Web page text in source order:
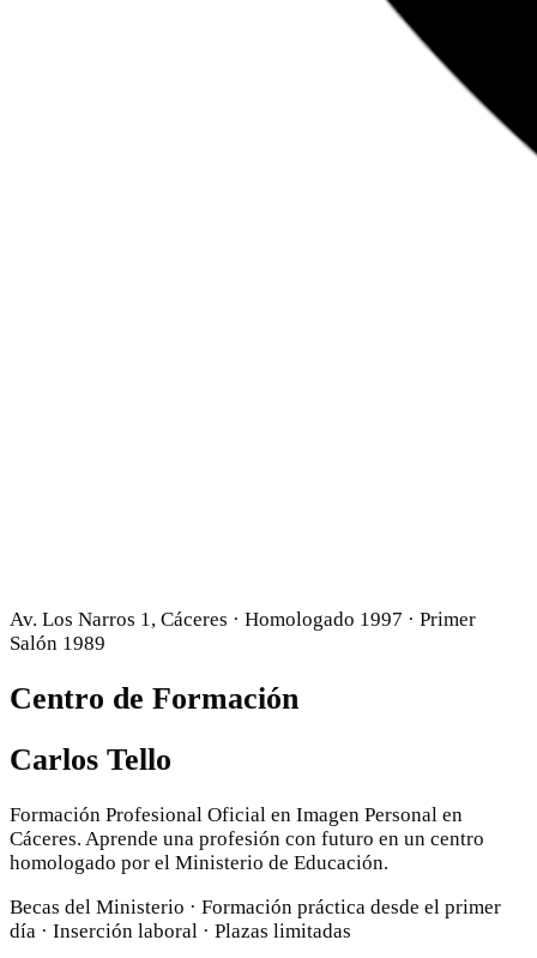
Av. Los Narros 1, Cáceres · Homologado 1997 · Primer
Salón 1989
Centro de Formación
Carlos Tello
Formación Profesional Oficial en Imagen Personal en
Cáceres. Aprende una profesión con futuro en un centro
homologado por el Ministerio de Educación.
Becas del Ministerio · Formación práctica desde el primer
día · Inserción laboral · Plazas limitadas